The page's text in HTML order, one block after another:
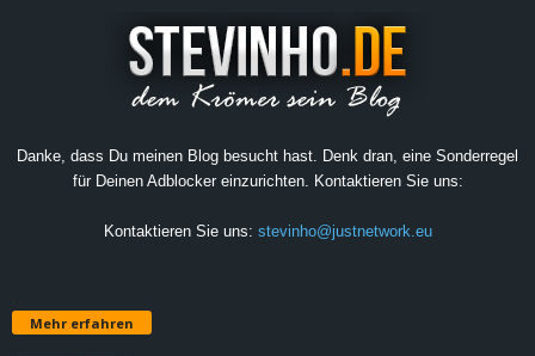
Danke, dass Du meinen Blog besucht hast. Denk dran, eine Sonderregel
für Deinen Adblocker einzurichten. Kontaktieren Sie uns:
Kontaktieren Sie uns: stevinho@justnetwork.eu
Mehr erfahren